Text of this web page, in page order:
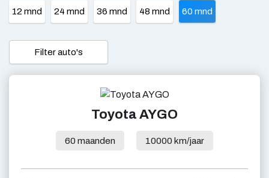
12 mnd 24 mnd 36 mnd 48 mnd 60 mnd
Filter auto's
Toyota AYGO
60 maanden 10000 km/jaar